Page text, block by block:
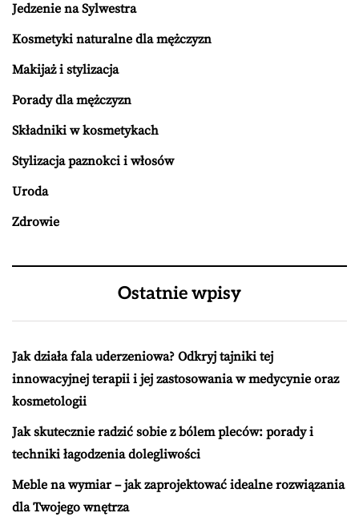
Jedzenie na Sylwestra
Kosmetyki naturalne dla mężczyzn
Makijaż i stylizacja
Porady dla mężczyzn
Składniki w kosmetykach
Stylizacja paznokci i włosów
Uroda
Zdrowie
Ostatnie wpisy
Jak działa fala uderzeniowa? Odkryj tajniki tej
innowacyjnej terapii i jej zastosowania w medycynie oraz
kosmetologii
Jak skutecznie radzić sobie z bólem pleców: porady i
techniki łagodzenia dolegliwości
Meble na wymiar – jak zaprojektować idealne rozwiązania
dla Twojego wnętrza